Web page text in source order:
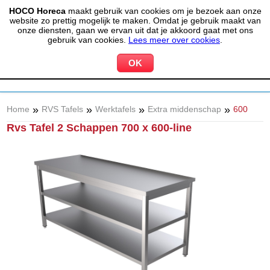
HOCO Horecamaakt gebruik van cookies om je bezoek aan onze
website zo prettig mogelijk te maken. Omdat je gebruik maakt van
onze diensten, gaan we ervan uit dat je akkoord gaat met ons
gebruik van cookies. Lees meer over cookies
(020) 497 6325 info@hocohoreca.nl
MIJN ACCOUNT 0 WINKELWAGEN
Home » RVS Tafels » Werktafels » Extra middenschap » 600
Rvs Tafel 2 Schappen 700 x 600-line